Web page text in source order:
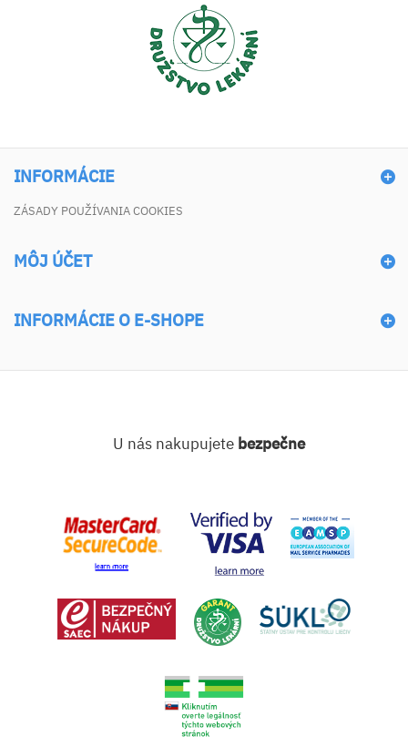
INFORMÁCIE
ZÁSADY POUŽÍVANIA COOKIES
MÔJ ÚČET
INFORMÁCIE O E-SHOPE
U nás nakupujete bezpečne